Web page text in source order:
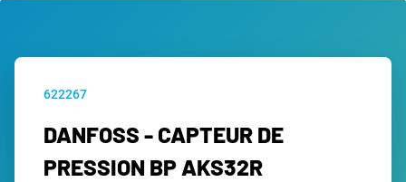
622267
DANFOSS - CAPTEUR DE
PRESSION BP AKS32R